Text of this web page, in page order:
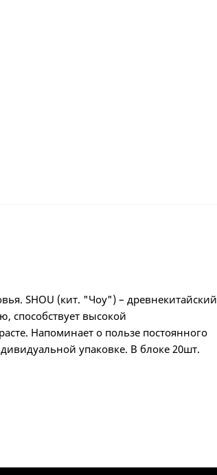
SHOU (кит. "Чоу") – древнекитайский
способствует высокой
Напоминает о пользе постоянного
упаковке. В блоке 20шт.